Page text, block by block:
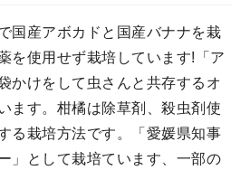
国産アボカドと国産バナナを栽
を使用せず栽培しています!「ア
かけをして虫さんと共存するオ
ます。柑橘は除草剤、殺虫剤使
る栽培方法です。「愛媛県知事
」として栽培ています、一部の